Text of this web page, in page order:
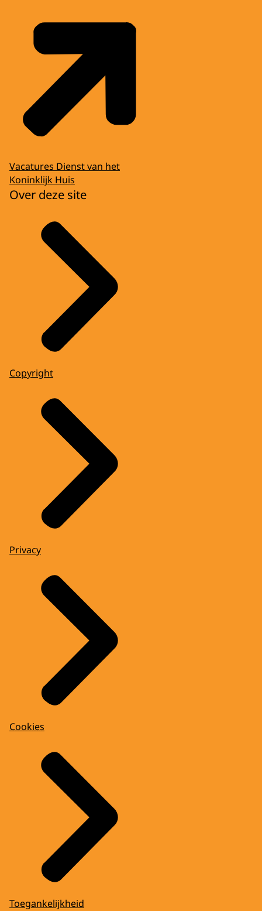
Vacatures Dienst van het
Koninklijk Huis
Over deze site
Copyright
Privacy
Cookies
Toegankelijkheid